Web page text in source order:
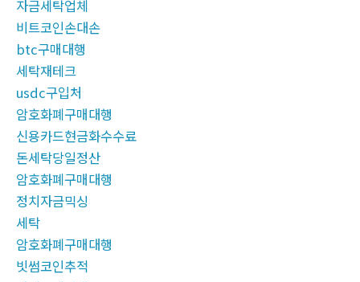
자금세탁업체
비트코인손대손
btc구매대행
세탁재테크
usdc구입처
암호화폐구매대행
신용카드현금화수수료
돈세탁당일정산
암호화폐구매대행
정치자금믹싱
세탁
암호화폐구매대행
빗썸코인추적